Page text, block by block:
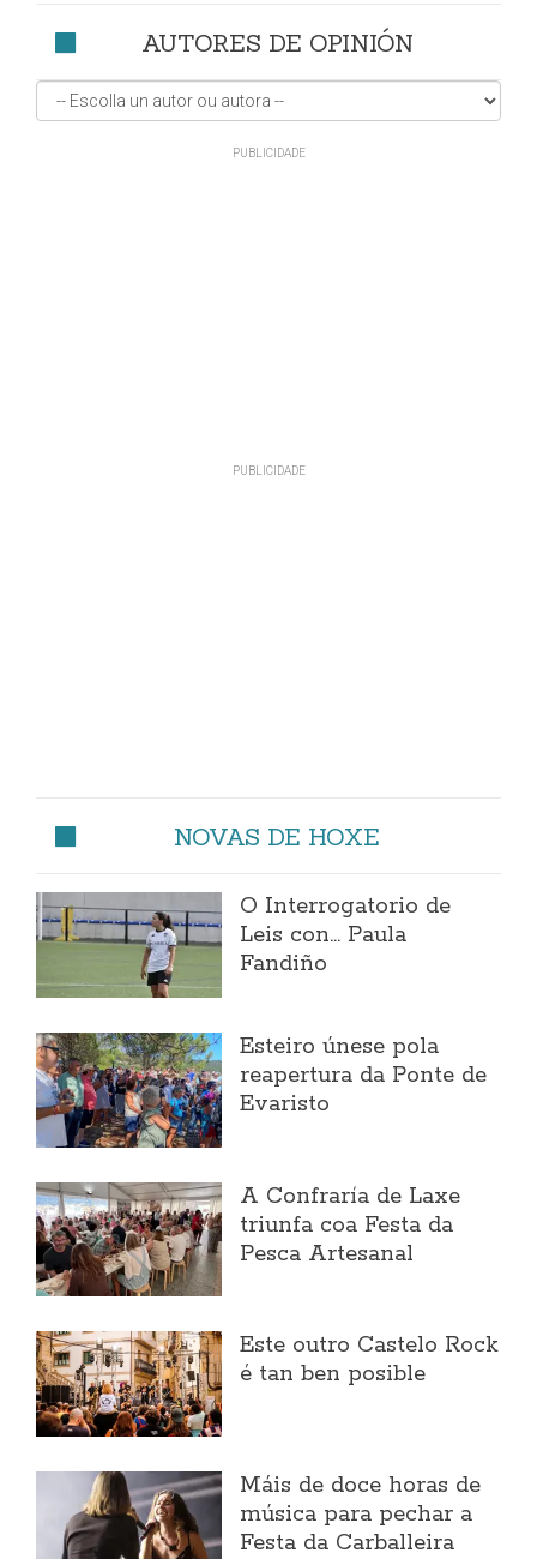
AUTORES DE OPINIÓN
NOVAS DE HOXE
O Interrogatorio de
Leis con... Paula
Fandiño
Esteiro únese pola
reapertura da Ponte de
Evaristo
A Confraría de Laxe
triunfa coa Festa da
Pesca Artesanal
Este outro Castelo Rock
é tan ben posible
Máis de doce horas de
música para pechar a
Festa da Carballeira